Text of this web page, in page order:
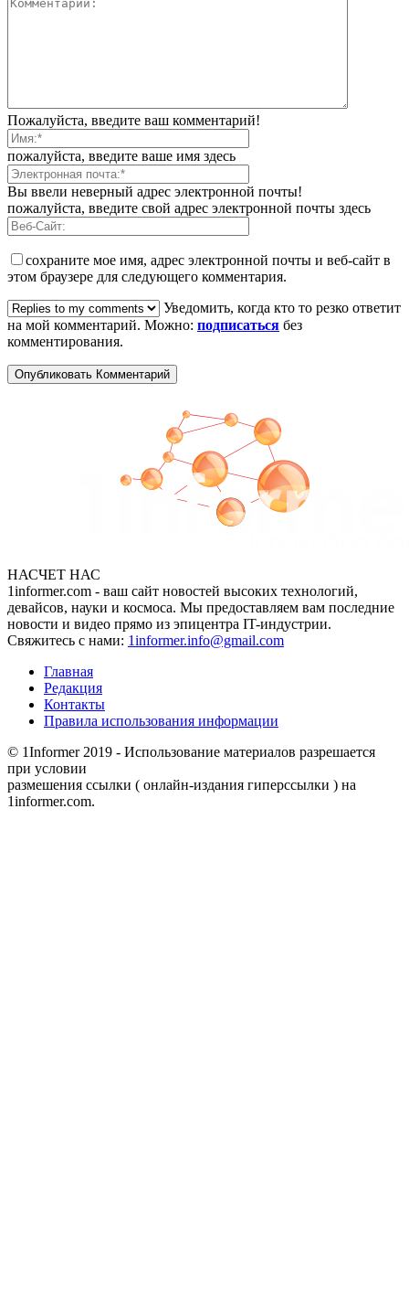
Пожалуйста, введите ваш комментарий!
пожалуйста, введите ваше имя здесь
Вы ввели неверный адрес электронной почты!
пожалуйста, введите свой адрес электронной почты здесь
сохраните мое имя, адрес электронной почты и веб-сайт в
этом браузере для следующего комментария.
Уведомить, когда кто то резко ответит
на мой комментарий. Можно: подписаться без
комментирования.
НАСЧЕТ НАС
1informer.com - ваш сайт новостей высоких технологий,
девайсов, науки и космоса. Мы предоставляем вам последние
новости и видео прямо из эпицентра IT-индустрии.
Свяжитесь с нами: 1informer.info@gmail.com
Главная
Редакция
Контакты
Правила использования информации
© 1Informer 2019 - Использование материалов разрешается
при условии
размешения ссылки ( онлайн-издания гиперссылки ) на
1informer.com.